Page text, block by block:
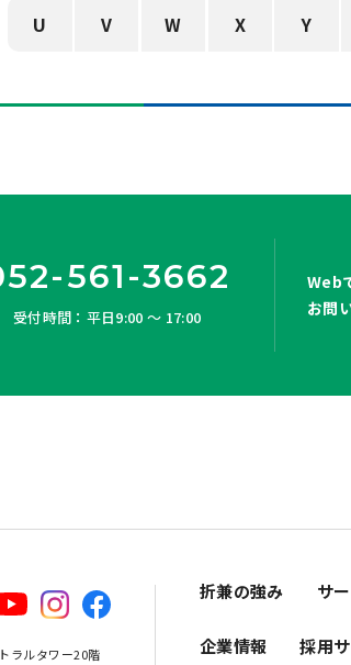
U V W X Y
561-3662
受付時間：平日9:00 ～ 17:00
Web
お問
ラルタワー20階
折兼の強み サ
企業情報 採用